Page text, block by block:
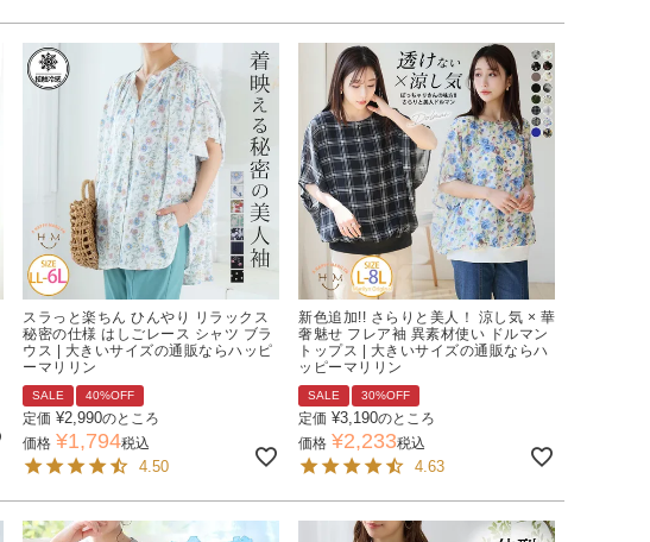
スラっと楽ちん ひんやり リラックス
秘密の仕様 はしごレース シャツ ブラ
ウス | 大きいサイズの通販ならハッピ
ーマリリン
SALE 40%OFF
定価 ¥2,990のところ
価格 ¥1,794税込
4.50
新色追加!! さらりと美人！ 涼し気 × 華
奢魅せ フレア袖 異素材使い ドルマン
トップス | 大きいサイズの通販ならハ
ッピーマリリン
SALE 30%OFF
定価 ¥3,190のところ
価格 ¥2,233税込
4.63